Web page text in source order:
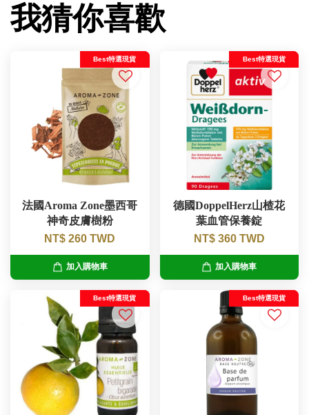
我猜你喜歡
Best特選現貨
法國Aroma Zone墨西哥
神奇皮膚樹粉
NT$ 260 TWD
加入購物車
Best特選現貨
德國DoppelHerz山楂花
葉血管保養錠
NT$ 360 TWD
加入購物車
Best特選現貨 Best特選現貨